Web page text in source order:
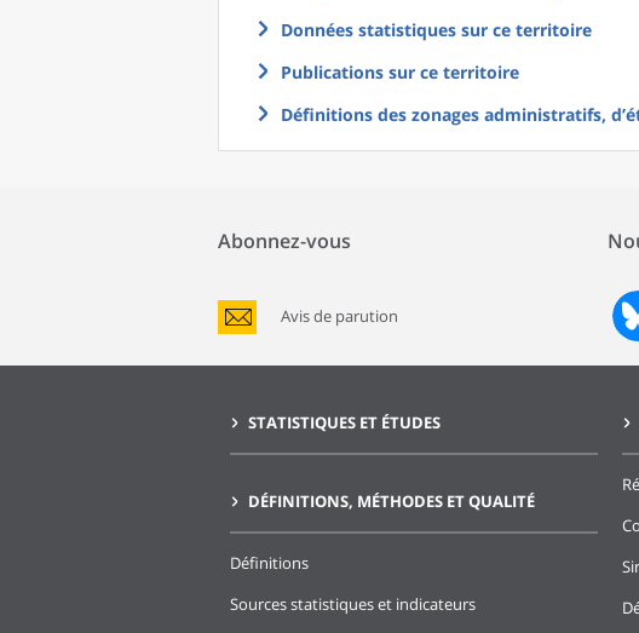
Données statistiques sur ce territoire
Publications sur ce territoire
Définitions des zonages administratifs,
Abonnez-vous
Avis de parution
STATISTIQUES ET ÉTUDES
DÉFINITIONS, MÉTHODES ET QUALITÉ
Définitions
Sources statistiques et indicateurs